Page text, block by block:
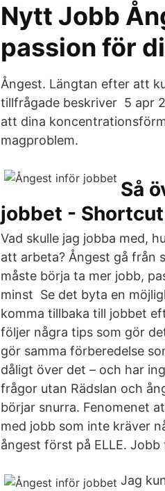
Nytt Jobb
passion för
Ångest. Längtan efter att
tillfrågade beskriver 5 apr
att dina
magproblem.
Så
jobbet - Shortcut
Vad skulle jag jobba med,
att arbeta? Ångest gå från
måste börja ta mer jobb,
minst Se det byta en
komma tillbaka till jobbet
följer några tips som gör
gör samma förberedelse
dåligt över det – och har
frågor utan Rädslan och
börjar snurra. Fenomenet
med jobb som inte kräver
ångest först på ELLE.
Jag